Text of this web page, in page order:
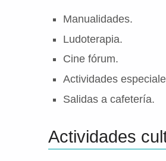
Manualidades.
Ludoterapia.
Cine fórum.
Actividades
Salidas a cafetería.
Actividades